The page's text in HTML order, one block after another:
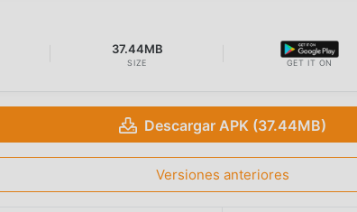
37.44MB
SIZE GET IT ON
Descargar APK (37.44MB)
Versiones anteriores